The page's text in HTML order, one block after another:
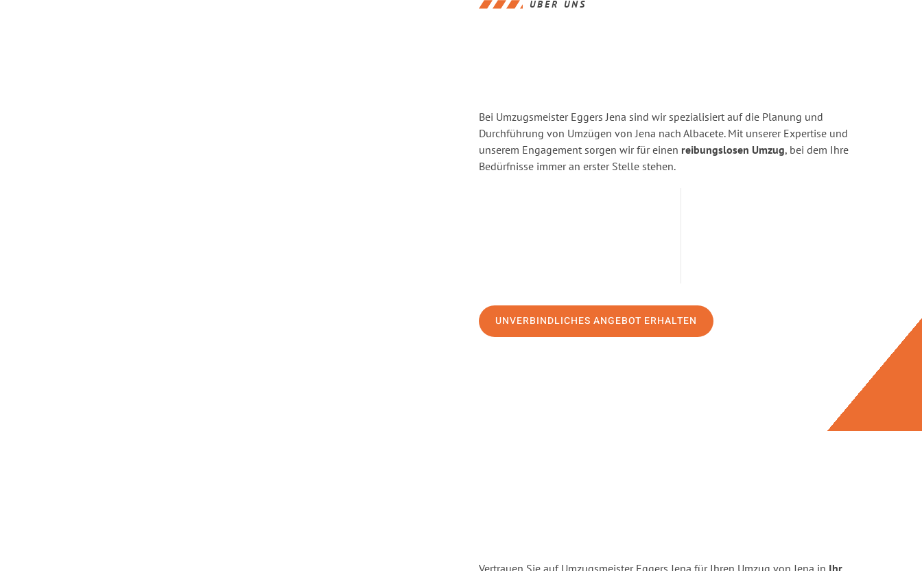
ÜBER UNS
Bei Umzugsmeister Eggers Jena sind wir spezialisiert auf die Planung und
Durchführung von Umzügen von Jena nach Albacete. Mit unserer Expertise und
unserem Engagement sorgen wir für einen reibungslosen Umzug, bei dem Ihre
Bedürfnisse immer an erster Stelle stehen.
UNVERBINDLICHES ANGEBOT ERHALTEN
Vertrauen Sie auf Umzugsmeister Eggers Jena für Ihren Umzug von Jena in Ihr